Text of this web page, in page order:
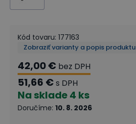
Kód tovaru: 177163
Zobraziť varianty a popis produktu
42,00 € bez DPH
51,66 € s DPH
Na sklade4 ks
Doručíme: 10. 8. 2026